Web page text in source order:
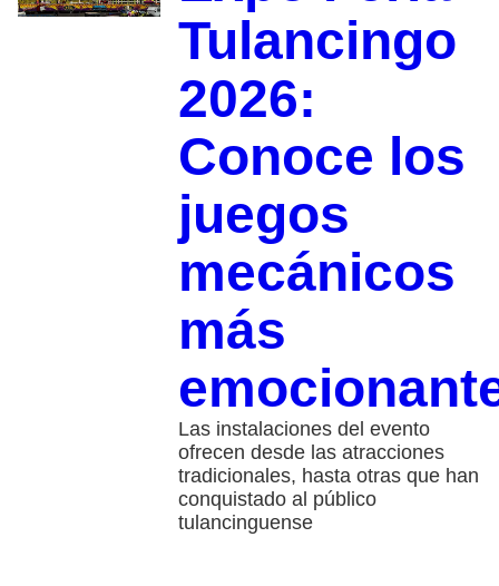
Tulancingo
2026:
Conoce los
juegos
mecánicos
más
Las instalaciones del evento
ofrecen desde las atracciones
tradicionales, hasta otras que han
conquistado al público
tulancinguense